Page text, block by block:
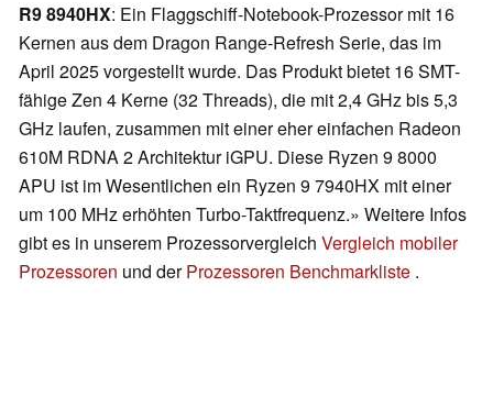
R9 8940HX: Ein Flaggschiff-Notebook-Prozessor mit 16
Kernen aus dem Dragon Range-Refresh Serie, das im
April 2025 vorgestellt wurde. Das Produkt bietet 16 SMT-
fähige Zen 4 Kerne (32 Threads), die mit 2,4 GHz bis 5,3
GHz laufen, zusammen mit einer eher einfachen Radeon
610M RDNA 2 Architektur iGPU. Diese Ryzen 9 8000
APU ist im Wesentlichen ein Ryzen 9 7940HX mit einer
um 100 MHz erhöhten Turbo-Taktfrequenz.» Weitere Infos
gibt es in unserem Prozessorvergleich Vergleich mobiler
Prozessoren und derProzessoren Benchmarkliste .